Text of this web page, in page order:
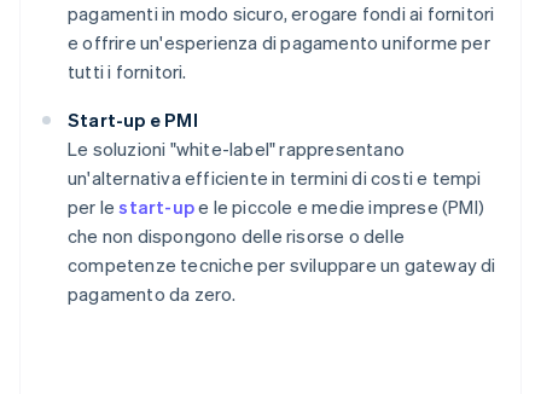
pagamenti in modo sicuro, erogare fondi ai fornitori
e offrire un'esperienza di pagamento uniforme per
tutti i fornitori.
Start-up e PMI
Le soluzioni "white-label" rappresentano
un'alternativa efficiente in termini di costi e tempi
per lestart-upe le piccole e medie imprese (PMI)
che non dispongono delle risorse o delle
competenze tecniche per sviluppare un gateway di
pagamento da zero.